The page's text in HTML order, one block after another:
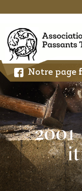
content
Notre page